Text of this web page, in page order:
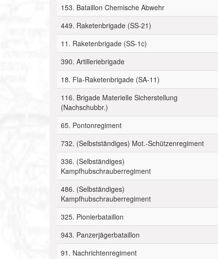
153. Bataillon Chemische Abwehr
449. Raketenbrigade (SS-21)
11. Raketenbrigade (SS-1c)
390. Artilleriebrigade
18. Fla-Raketenbrigade (SA-11)
116. Brigade Materielle Sicherstellung
(Nachschubbr.)
65. Pontonregiment
732. (Selbstständiges) Mot.-Schützenregiment
336. (Selbständiges)
Kampfhubschrauberregiment
486. (Selbständiges)
Kampfhubschrauberregiment
325. Pionierbataillon
943. Panzerjägerbataillon
91. Nachrichtenregiment